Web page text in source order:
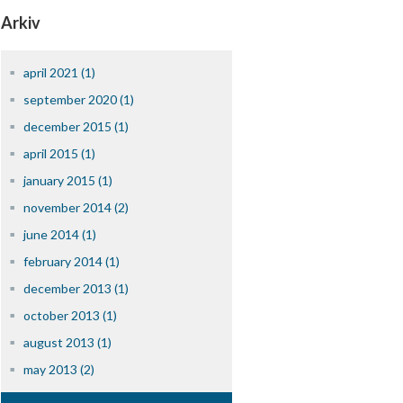
Arkiv
april 2021 (1)
september 2020 (1)
december 2015 (1)
april 2015 (1)
january 2015 (1)
november 2014 (2)
june 2014 (1)
february 2014 (1)
december 2013 (1)
october 2013 (1)
august 2013 (1)
may 2013 (2)